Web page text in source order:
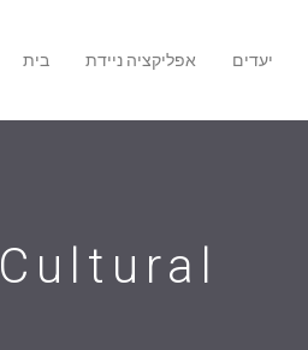
בית אפליקציה ניידת יעדים
Cultural